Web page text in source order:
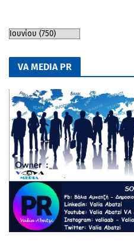
VA MEDIA PR